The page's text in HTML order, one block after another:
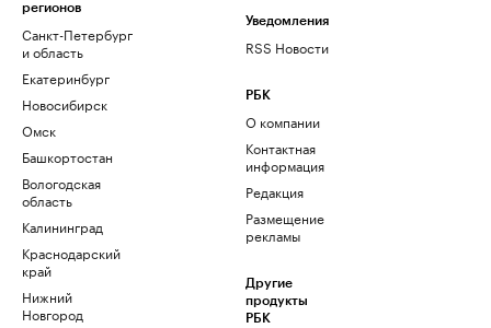
регионов
Санкт-Петербург
и область
Екатеринбург
Новосибирск
Омск
Башкортостан
Вологодская
область
Калининград
Краснодарский
край
Нижний
Новгород
Уведомления
RSS Новости
РБК
О компании
Контактная
информация
Редакция
Размещение
рекламы
Другие
продукты
РБК